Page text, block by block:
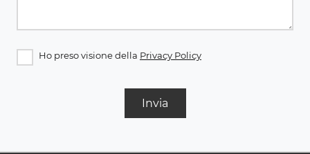
Ho preso visione della Privacy Policy
Invia